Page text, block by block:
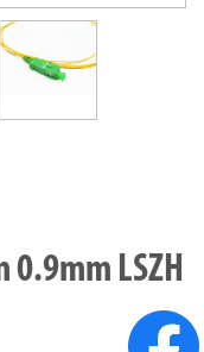
0.9mm LSZH